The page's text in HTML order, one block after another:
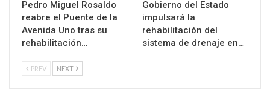
Pedro Miguel Rosaldo
reabre el Puente de la
Avenida Uno tras su
rehabilitación…
Gobierno del Estado
impulsará la
rehabilitación del
sistema de drenaje en…
PREV NEXT